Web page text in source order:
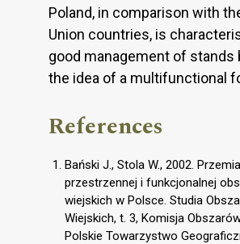
Poland, in comparison with
Union countries, is
good management of stands
the idea of a multifunctional
References
Bański J., Stola W., 2002.
przestrzennej i funkcjonalnej
wiejskich w Polsce. Studia
Wiejskich, t. 3, Komisja
Polskie Towarzystwo